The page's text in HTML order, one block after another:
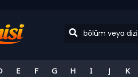
E F G H I J K